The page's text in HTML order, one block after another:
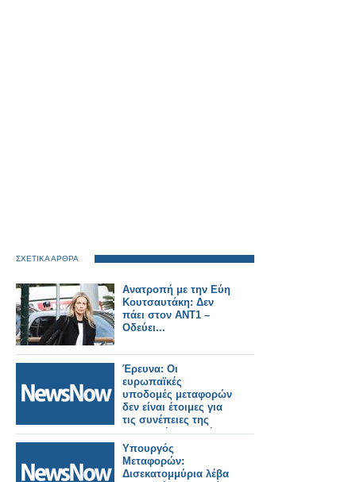
ΣΧΕΤΙΚΑ ΑΡΘΡΑ
Ανατροπή με την Εύη
Κουτσαυτάκη: Δεν
πάει στον ΑΝΤ1 –
Οδεύει...
Έρευνα: Οι
ευρωπαϊκές
υποδομές μεταφορών
δεν είναι έτοιμες για
τις συνέπειες της
κλιματικής αλλαγής.
Υπουργός
Μεταφορών:
Δισεκατομμύρια λέβα